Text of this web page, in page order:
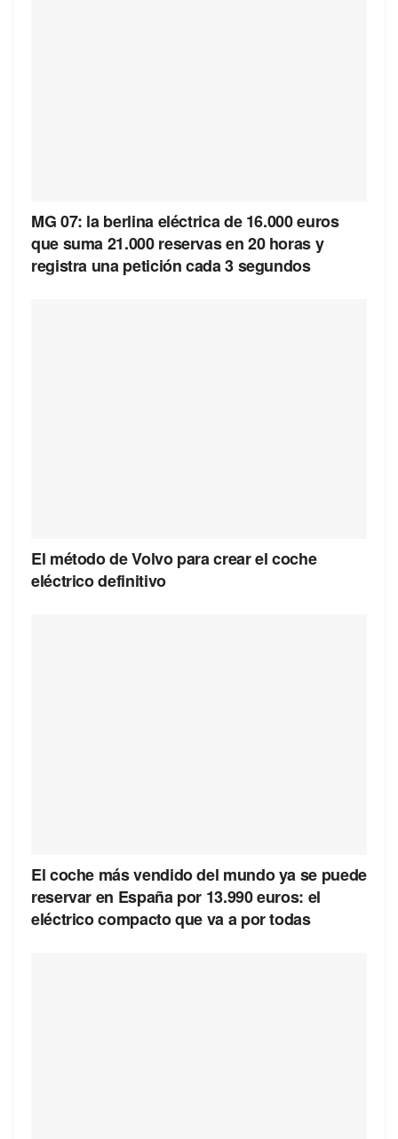
MG 07: la berlina eléctrica de 16.000 euros
que suma 21.000 reservas en 20 horas y
registra una petición cada 3 segundos
El método de Volvo para crear el coche
eléctrico definitivo
El coche más vendido del mundo ya se puede
reservar en España por 13.990 euros: el
eléctrico compacto que va a por todas